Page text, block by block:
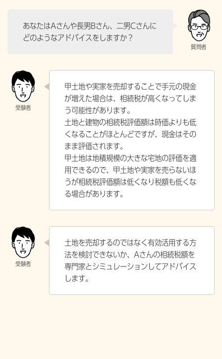
あなたはAさんや長男Bさん、二男Cさんに
どのようなアドバイスをしますか？
甲土地や実家を売却することで手元の現金
が増えた場合は、相続税が高くなってしま
う可能性があります。
土地と建物の相続税評価額は時価よりも低
くなることがほとんどですが、現金はその
まま評価されます。
甲土地は地積規模の大きな宅地の評価を適
用できるので、甲土地や実家を売らないほ
うが相続税評価額は低くなり税額も低くな
る場合があります。
土地を売却するのではなく有効活用する方
法を検討できないか、Aさんの相続税額を
専門家とシミュレーションしてアドバイス
します。